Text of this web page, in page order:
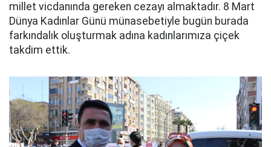
millet vicdanında gereken cezayı almaktadır. 8 Mart
Dünya Kadınlar Günü münasebetiyle bugün burada
farkındalık oluşturmak adına kadınlarımıza çiçek
takdim ettik.